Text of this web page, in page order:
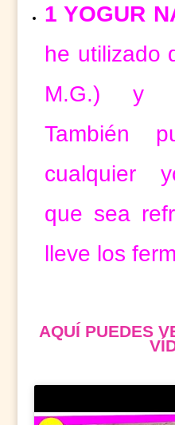
1 YOGUR
he utilizado
M.G.) y
También
cualquier
que sea
lleve los
AQUÍ PUEDES